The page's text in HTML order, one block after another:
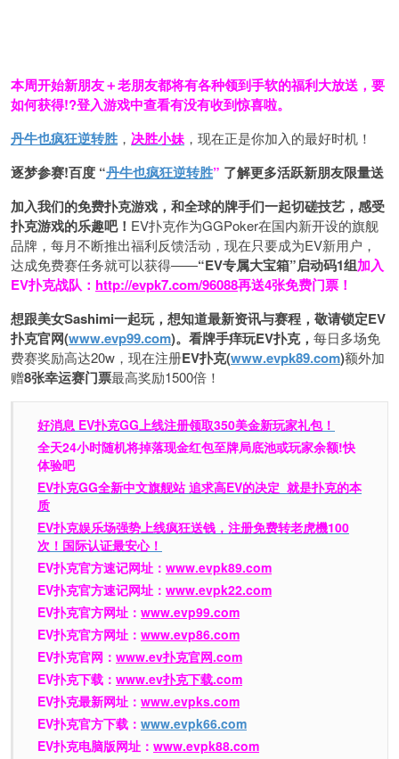
本周开始新朋友＋老朋友都将有各种领到手软的福利大放送，要
如何获得!?登入游戏中查看有没有收到惊喜啦。
丹牛也疯狂逆转胜 ， 决胜小妹 ，现在正是你加入的最好时机！
逐梦参赛!百度 “丹牛也疯狂逆转胜” 了解更多活跃新朋友限量送
加入我们的免费扑克游戏，和全球的牌手们一起切磋技艺，感受
扑克游戏的乐趣吧！ EV扑克作为GGPoker在国内新开设的旗舰
品牌，每月不断推出福利反馈活动，现在只要成为EV新用户，
达成免费赛任务就可以获得——“EV专属大宝箱”启动码1组加入
EV扑克战队： http://evpk7.com/96088再送4张免费门票！
想跟美女Sashimi一起玩， 想知道最新资讯与赛程， 敬请锁定EV
扑克官网(www.evp99.com)。 看牌手痒玩EV扑克， 每日多场免
费赛奖励高达20w，现在注册EV扑克(www.evpk89.com)额外加
赠8张幸运赛门票最高奖励1500倍！
好消息 EV扑克GG上线注册领取350美金新玩家礼包！
全天24小时随机将掉落现金红包至牌局底池或玩家余额!快
体验吧
EV扑克GG全新中文旗舰站追求高EV的决定 就是扑克的本
质
EV扑克娱乐场强势上线疯狂送钱，注册免费转老虎機100
次！国际认证最安心！
EV扑克官方速记网址： www.evpk89.com
EV扑克官方速记网址： www.evpk22.com
EV扑克官方网址： www.evp99.com
EV扑克官方网址： www.evp86.com
EV扑克官网： www.ev扑克官网.com
EV扑克下载： www.ev扑克下载.com
EV扑克最新网址： www.evpks.com
EV扑克官方下载： www.evpk66.com
EV扑克电脑版网址： www.evpk88.com